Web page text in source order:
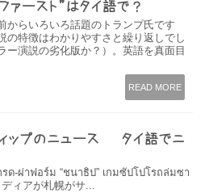
ァースト”はタイ語で？
からいろいろ話題のトランプ氏です
の特徴はわかりやすさと繰り返しでし
ー演説の劣化版か？）。英語を真面目
READ MORE
ップのニュース − タイ語でニ
ด-ผ่าฟอร์ม “ชนาธิป” เกมซัปโปโรถล่มซา
ィアが札幌がサ...